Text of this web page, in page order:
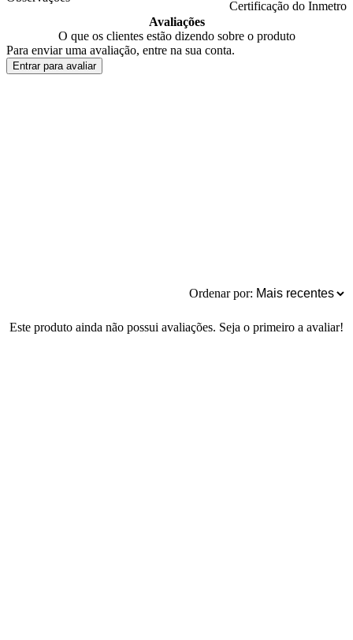
Certificação do Inmetro
Avaliações
O que os clientes estão dizendo sobre o produto
Para enviar uma avaliação, entre na sua conta.
Entrar para avaliar
Ordenar por:
Este produto ainda não possui avaliações. Seja o primeiro a avaliar!